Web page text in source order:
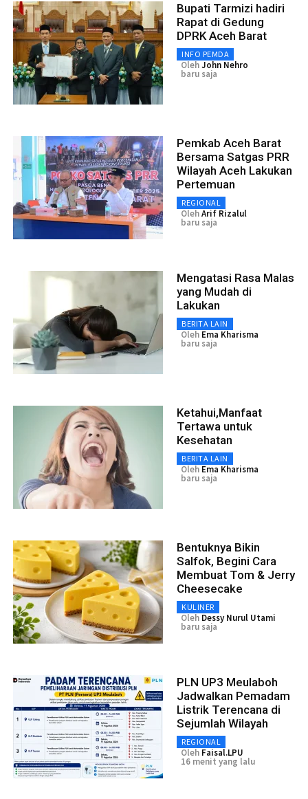
Bupati Tarmizi hadiri
Rapat di Gedung
DPRK Aceh Barat
INFO PEMDA
OlehJohn Nehro
baru saja
Pemkab Aceh Barat
Bersama Satgas PRR
Wilayah Aceh Lakukan
Pertemuan
REGIONAL
OlehArif Rizalul
baru saja
Mengatasi Rasa Malas
yang Mudah di
Lakukan
BERITA LAIN
Oleh Ema Kharisma
baru saja
Ketahui,Manfaat
Tertawa untuk
Kesehatan
BERITA LAIN
Oleh Ema Kharisma
baru saja
Bentuknya Bikin
Salfok, Begini Cara
Membuat Tom & Jerry
Cheesecake
KULINER
Oleh Dessy Nurul Utami
baru saja
PLN UP3 Meulaboh
Jadwalkan Pemadam
Listrik Terencana di
Sejumlah Wilayah
REGIONAL
Oleh Faisal.LPU
16 menit yang lalu